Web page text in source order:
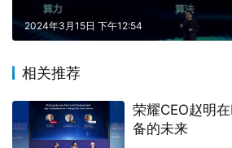
2024年3月15日 下午12:54
相关推荐
荣耀CEO赵明
备的未来